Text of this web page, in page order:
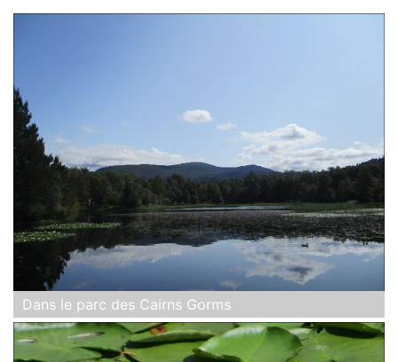
Dans le parc des Cairns Gorms